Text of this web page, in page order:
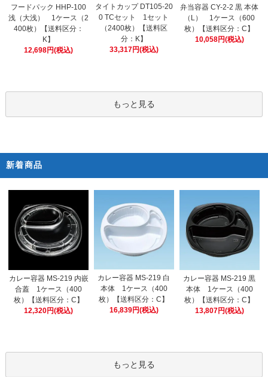
フードパック HHP-100
浅（大浅） 1ケース（2
400枚）【送料区分：
K】
12,698円(税込)
タイトカップ DT105-20
0 TCセット 1セット
（2400枚）【送料区
分：K】
33,317円(税込)
弁当容器 CY-2-2 黒 本体
（L） 1ケース（600
枚）【送料区分：C】
10,058円(税込)
もっと見る
新着商品
カレー容器 MS-219 内嵌
合蓋 1ケース（400
枚）【送料区分：C】
12,320円(税込)
カレー容器 MS-219 白
本体 1ケース（400
枚）【送料区分：C】
16,839円(税込)
カレー容器 MS-219 黒
本体 1ケース（400
枚）【送料区分：C】
13,807円(税込)
もっと見る